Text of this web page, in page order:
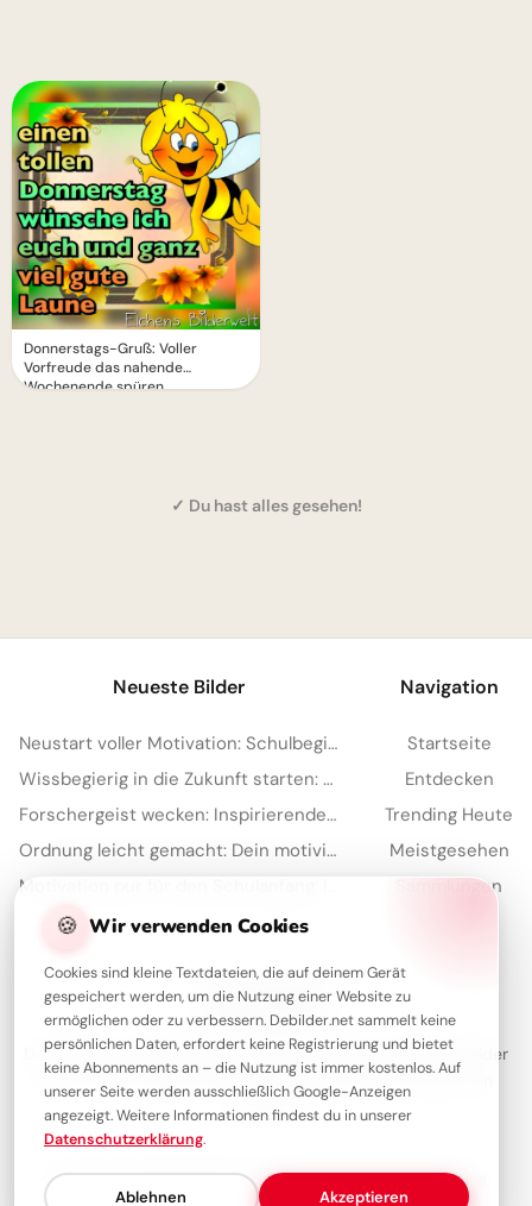
Donnerstags-Gruß: Voller
Vorfreude das nahende
Wochenende spüren
✓ Du hast alles gesehen!
🍪 Wir verwenden Cookies
Cookies sind kleine Textdateien, die auf deinem Gerät
gespeichert werden, um die Nutzung einer Website zu
ermöglichen oder zu verbessern. Debilder.net sammelt keine
persönlichen Daten, erfordert keine Registrierung und bietet
keine Abonnements an – die Nutzung ist immer kostenlos. Auf
unserer Seite werden ausschließlich Google-Anzeigen
angezeigt. Weitere Informationen findest du in unserer
Datenschutzerklärung.
Ablehnen Akzeptieren
Neueste Bilder
Neustart voller Motivation: Schulbeginn inspirieren und auf TikTok verbreiten!
Wissbegierig in die Zukunft starten: Dein 'Lesen bildet' Bild für Snapchat
Forschergeist wecken: Inspirierende Schulstart-Bilder für Facebook
Ordnung leicht gemacht: Dein motivierender Spruch für Instagram zum Schulstart!
Navigation
Startseite
Entdecken
Trending Heute
Meistgesehen
Sammlungen
Über Debilder
Debilder ist deine Plattform für die schönsten Grüße und Bilder
zum Teilen. Entdecke unsere Sammlung und verschenke ein
Lächeln!
Über unsKontaktRedaktionImpressumDatenschutzerklärung